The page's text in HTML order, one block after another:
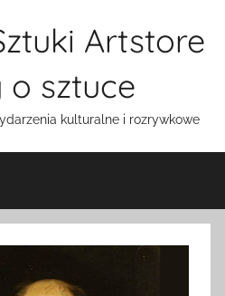
Artstore
o sztuce
kulturalne i rozrywkowe